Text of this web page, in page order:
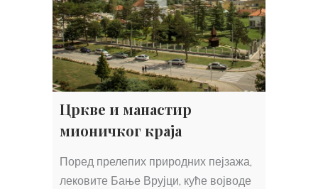
Цркве и манастир
мионичког краја
Поред прелепих природних пејзажа,
лековите Бање Врујци, куће војводе